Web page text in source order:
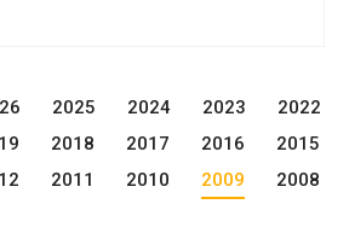
2025 2024 2023
2022
2018 2017 2016
2015
2011 2010 2009
2008